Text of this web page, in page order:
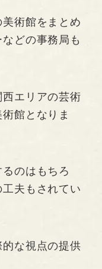
術館をまとめ
どの事務局も
エリアの芸術
館となりま
のはもちろ
夫もされてい
な視点の提供